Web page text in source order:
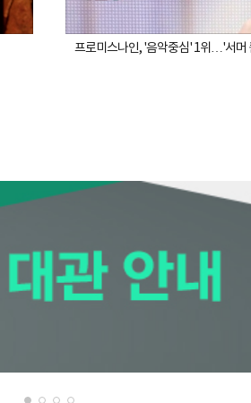
프로미스나인, '음악중심' 1위…'서머